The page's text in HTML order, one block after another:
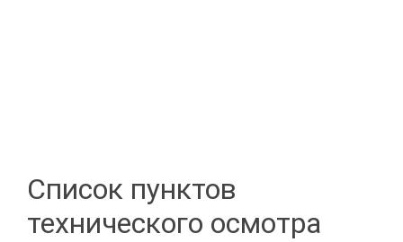
Список пунктов
технического осмотра